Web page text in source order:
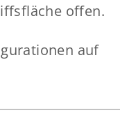
offen.
auf